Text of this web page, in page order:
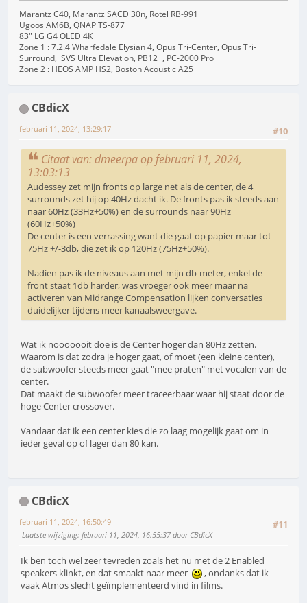
Marantz C40, Marantz SACD 30n, Rotel RB-991
Ugoos AM6B, QNAP TS-877
83" LG G4 OLED 4K
Zone 1 : 7.2.4 Wharfedale Elysian 4, Opus Tri-Center, Opus Tri-
Surround, SVS Ultra Elevation, PB12+, PC-2000 Pro
Zone 2 : HEOS AMP HS2, Boston Acoustic A25
CBdicX
#10
februari 11, 2024, 13:29:17
Citaat van: dmeerpa op februari 11, 2024,
13:03:13
Audessey zet mijn fronts op large net als de center, de 4
surrounds zet hij op 40Hz dacht ik. De fronts pas ik steeds aan
naar 60Hz (33Hz+50%) en de surrounds naar 90Hz
(60Hz+50%)
De center is een verrassing want die gaat op papier maar tot
75Hz +/-3db, die zet ik op 120Hz (75Hz+50%).
Nadien pas ik de niveaus aan met mijn db-meter, enkel de
front staat 1db harder, was vroeger ook meer maar na
activeren van Midrange Compensation lijken conversaties
duidelijker tijdens meer kanaalsweergave.
Wat ik nooooooit doe is de Center hoger dan 80Hz zetten.
Waarom is dat zodra je hoger gaat, of moet (een kleine center),
de subwoofer steeds meer gaat "mee praten" met vocalen van de
center.
Dat maakt de subwoofer meer traceerbaar waar hij staat door de
hoge Center crossover.
Vandaar dat ik een center kies die zo laag mogelijk gaat om in
ieder geval op of lager dan 80 kan.
CBdicX
#11
februari 11, 2024, 16:50:49
Laatste wijziging: februari 11, 2024, 16:55:37 door CBdicX
Ik ben toch wel zeer tevreden zoals het nu met de 2 Enabled
speakers klinkt, en dat smaakt naar meer
, ondanks dat ik
vaak Atmos slecht geïmplementeerd vind in films.